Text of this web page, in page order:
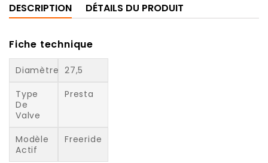
DESCRIPTION DÉTAILS DU PRODUIT
Fiche technique
Diamètre 27,5
Type
De
Valve
Presta
Modèle
Actif
Freeride